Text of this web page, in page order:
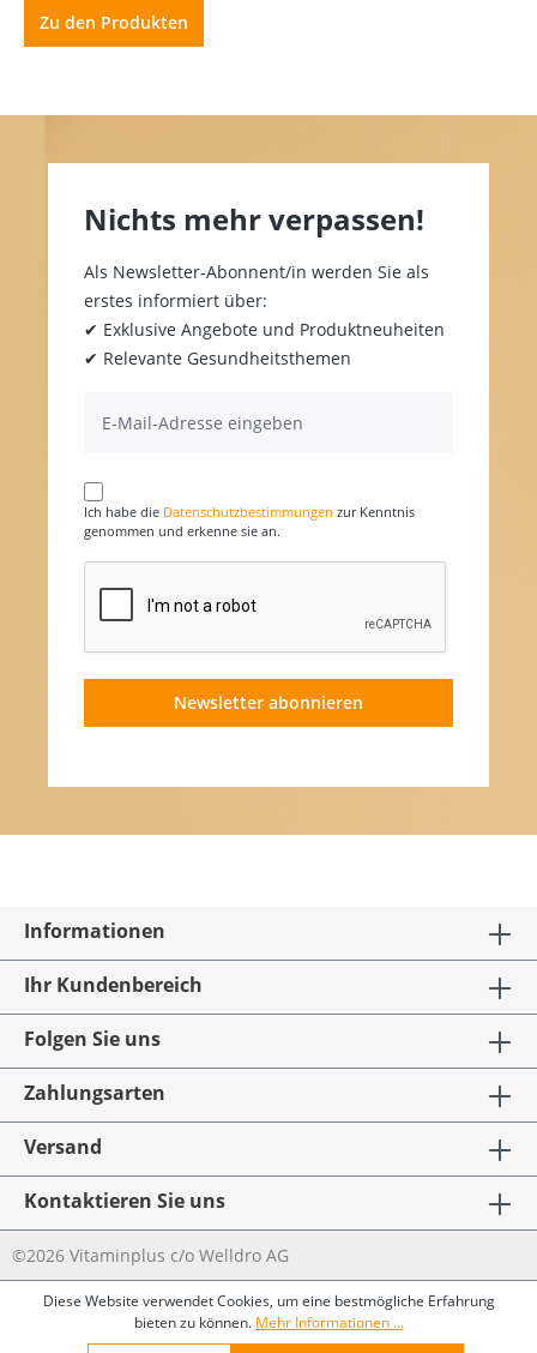
Zu den Produkten
Nichts mehr verpassen!
Als Newsletter-Abonnent/in werden Sie als
erstes informiert über:
✔ Exklusive Angebote und Produktneuheiten
✔ Relevante Gesundheitsthemen
Ich habe die Datenschutzbestimmungen zur Kenntnis
genommen und erkenne sie an.
Newsletter abonnieren
Informationen
Ihr Kundenbereich
Folgen Sie uns
Zahlungsarten
Versand
Kontaktieren Sie uns
©2026 Vitaminplus c/o Welldro AG
Diese Website verwendet Cookies, um eine bestmögliche Erfahrung
bieten zu können. Mehr Informationen ...